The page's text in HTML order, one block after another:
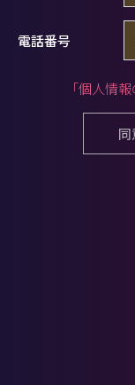
電話番号
「個人情